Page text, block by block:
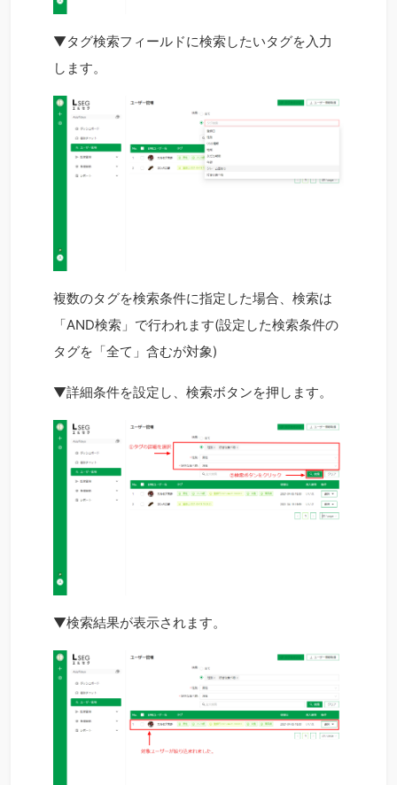
▼タグ検索フィールドに検索したいタグを入力
します。
複数のタグを検索条件に指定した場合、検索は
「AND検索」で行われます(設定した検索条件の
タグを「全て」含むが対象)
▼詳細条件を設定し、検索ボタンを押します。
▼検索結果が表示されます。